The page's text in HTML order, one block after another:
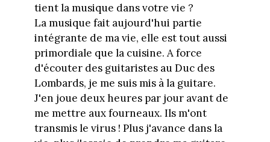
tient la musique dans votre vie ?
La musique fait aujourd'hui partie
intégrante de ma vie, elle est tout aussi
primordiale que la cuisine. A force
d'écouter des guitaristes au Duc des
Lombards, je me suis mis à la guitare.
J'en joue deux heures par jour avant de
me mettre aux fourneaux. Ils m'ont
transmis le virus ! Plus j'avance dans la